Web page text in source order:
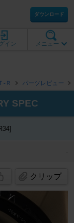
ダウンロード
メニュー
イン
‐Ｒ パーツレビュー
SPEC
-
クリップ